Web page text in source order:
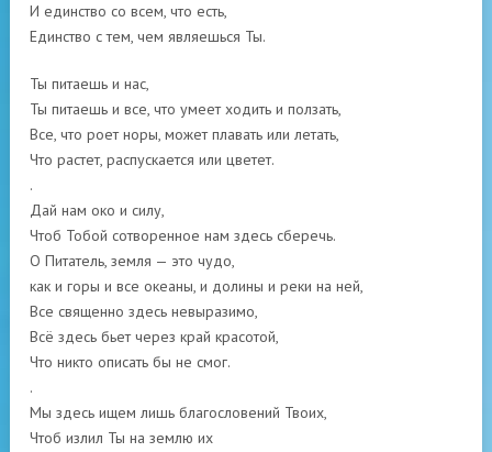
И единство со всем, что есть,
Единство с тем, чем являешься Ты.
Ты питаешь и нас,
Ты питаешь и все, что умеет ходить и ползать,
Все, что роет норы, может плавать или летать,
Что растет, распускается или цветет.
.
Дай нам око и силу,
Чтоб Тобой сотворенное нам здесь сберечь.
О Питатель, земля — это чудо,
как и горы и все океаны, и долины и реки на ней,
Все священно здесь невыразимо,
Всё здесь бьет через край красотой,
Что никто описать бы не смог.
.
Мы здесь ищем лишь благословений Твоих,
Чтоб излил Ты на землю их